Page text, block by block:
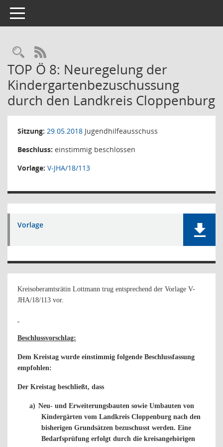
Toggle navigation
Rechercheauswahl
RSS-Feed
TOP Ö 8: Neuregelung der
Kindergartenbezuschussung
durch den Landkreis Cloppenburg
Sitzung: 29.05.2018 Jugendhilfeausschuss
Beschluss: einstimmig beschlossen
Vorlage: V-JHA/18/113
Vorlage
Kreisoberamtsrätin Lottmann trug entsprechend der Vorlage V-
JHA/18/113 vor.
Beschlussvorschlag:
Dem Kreistag wurde einstimmig folgende Beschlussfassung
empfohlen:
Der Kreistag beschließt, dass
a) Neu- und Erweiterungsbauten sowie Umbauten von
Kindergärten vom Landkreis Cloppenburg nach den
bisherigen Grundsätzen bezuschusst werden. Eine
Bedarfsprüfung erfolgt durch die kreisangehörigen